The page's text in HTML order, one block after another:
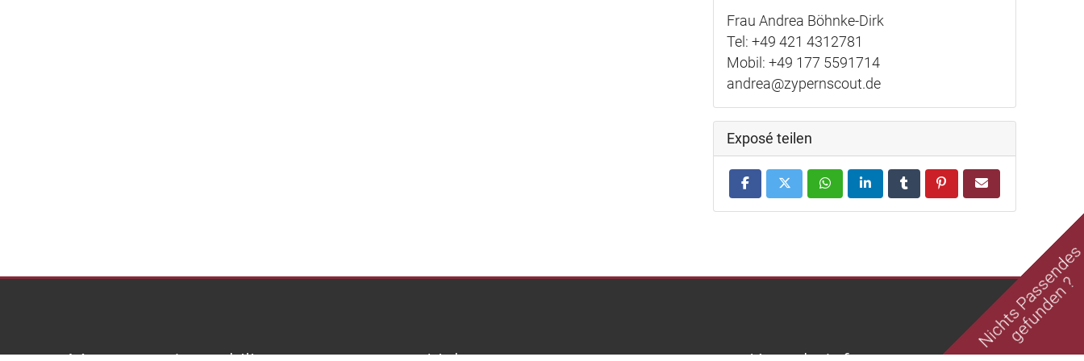
Frau Andrea Böhnke-Dirk
Tel: +49 421 4312781
Mobil: +49 177 5591714
andrea@zypernscout.de
Exposé teilen
Nichtsgefunden ?